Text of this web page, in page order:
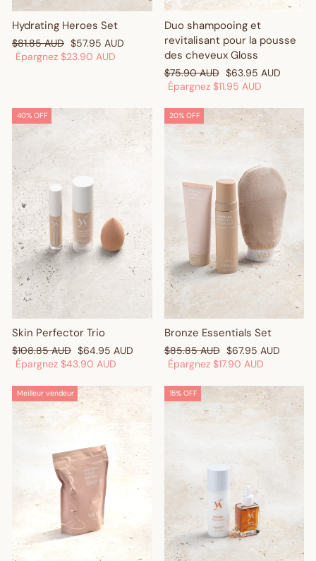
Hydrating Heroes Set
Prix
régulier
$81.85 AUD Prix
réduit
$57.95 AUD
Épargnez $23.90 AUD
Duo shampooing et
revitalisant pour la pousse
des cheveux Gloss
Prix
régulier
$75.90 AUD Prix
réduit
$63.95 AUD
Épargnez $11.95 AUD
40% OFF
Skin Perfector Trio
Prix
régulier
$108.85 AUD Prix
réduit
$64.95 AUD
Épargnez $43.90 AUD
20% OFF
Bronze Essentials Set
Prix
régulier
$85.85 AUD Prix
réduit
$67.95 AUD
Épargnez $17.90 AUD
Meilleur vendeur 15% OFF